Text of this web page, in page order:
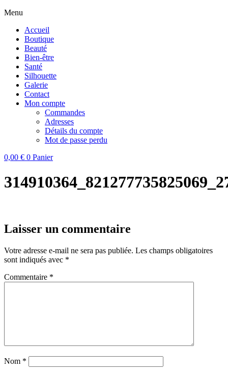
Menu
Accueil
Boutique
Beauté
Bien-être
Santé
Silhouette
Galerie
Contact
Mon compte
Commandes
Adresses
Détails du compte
Mot de passe perdu
0,00 € 0 Panier
Laisser un commentaire
Votre adresse e-mail ne sera pas publiée. Les champs obligatoires
sont indiqués avec *
Commentaire *
Nom *